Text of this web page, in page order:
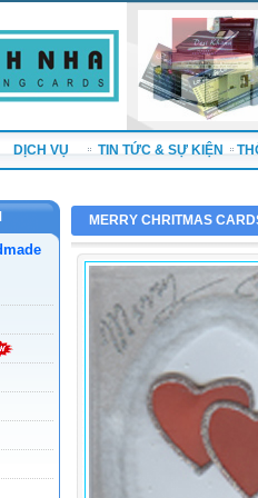
DỊCH VỤ TIN TỨC & SỰ KIỆN
MERRY CHRITMAS